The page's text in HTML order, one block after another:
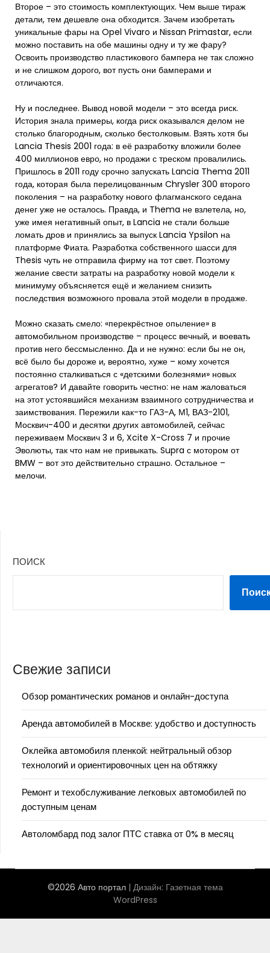
Второе – это стоимость комплектующих. Чем выше тираж
детали, тем дешевле она обходится. Зачем изобретать
уникальные фары на Opel Vivaro и Nissan Primastar, если
можно поставить на обе машины одну и ту же фару?
Освоить производство пластикового бампера не так сложно
и не слишком дорого, вот пусть они бамперами и
отличаются.
Ну и последнее. Вывод новой модели – это всегда риск.
История знала примеры, когда риск оказывался делом не
столько благородным, сколько бестолковым. Взять хотя бы
Lancia Thesis 2001 года: в её разработку вложили более
400 миллионов евро, но продажи с треском провалились.
Пришлось в 2011 году срочно запускать Lancia Thema 2011
года, которая была перелицованным Chrysler 300 второго
поколения – на разработку нового флагманского седана
денег уже не осталось. Правда, и Thema не взлетела, но,
уже имея негативный опыт, в Lancia не стали больше
ломать дров и принялись за выпуск Lancia Ypsilon на
платформе Фиата. Разработка собственного шасси для
Thesis чуть не отправила фирму на тот свет. Поэтому
желание свести затраты на разработку новой модели к
минимуму объясняется ещё и желанием снизить
последствия возможного провала этой модели в продаже.
Можно сказать смело: «перекрёстное опыление» в
автомобильном производстве – процесс вечный, и воевать
против него бессмысленно. Да и не нужно: если бы не он,
всё было бы дороже и, вероятно, хуже – кому хочется
постоянно сталкиваться с «детскими болезнями» новых
агрегатов? И давайте говорить честно: не нам жаловаться
на этот устоявшийся механизм взаимного сотрудничества и
заимствования. Пережили как-то ГАЗ-А, М1, ВАЗ-2101,
Москвич-400 и десятки других автомобилей, сейчас
переживаем Москвич 3 и 6, Xcite X-Cross 7 и прочие
Эволюты, так что нам не привыкать. Supra с мотором от
BMW – вот это действительно страшно. Остальное –
мелочи.
ПОИСК
Свежие записи
Обзор романтических романов и онлайн-доступа
Аренда автомобилей в Москве: удобство и доступность
Оклейка автомобиля пленкой: нейтральный обзор
технологий и ориентировочных цен на обтяжку
Ремонт и техобслуживание легковых автомобилей по
доступным ценам
Автоломбард под залог ПТС ставка от 0% в месяц
©2026 Авто портал | Дизайн: Газетная тема
WordPress